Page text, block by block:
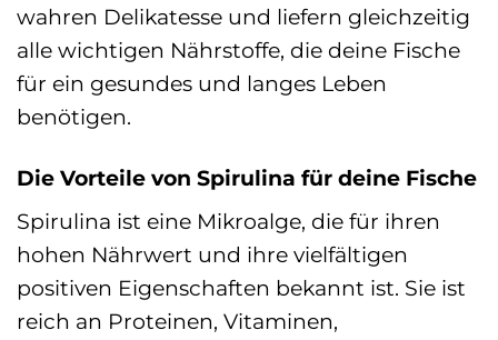
wahren Delikatesse und liefern gleichzeitig
alle wichtigen Nährstoffe, die deine Fische
für ein gesundes und langes Leben
benötigen.
Die Vorteile von Spirulina für deine Fische
Spirulina ist eine Mikroalge, die für ihren
hohen Nährwert und ihre vielfältigen
positiven Eigenschaften bekannt ist. Sie ist
reich an Proteinen, Vitaminen,